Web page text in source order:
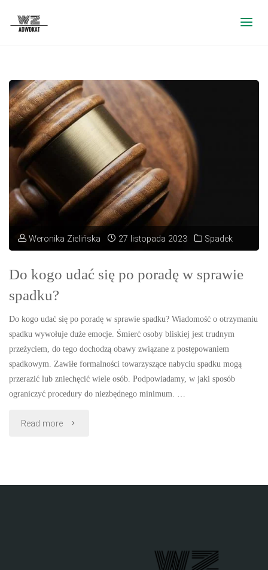
Weronika Zielińska 27 listopada 2023 Spadek
Do kogo udać się po poradę w sprawie
spadku?
Do kogo udać się po poradę w sprawie spadku? Wiadomość o otrzymaniu
spadku wywołuje duże emocje. Śmierć osoby bliskiej jest trudnym
przeżyciem, do tego dochodzą obawy związane z postępowaniem
spadkowym. Zawiłe formalności towarzyszące nabyciu spadku mogą
przerazić lub zniechęcić wiele osób. Podpowiadamy, w jaki sposób
ograniczyć procedury do niezbędnego minimum. …
Read more "Do